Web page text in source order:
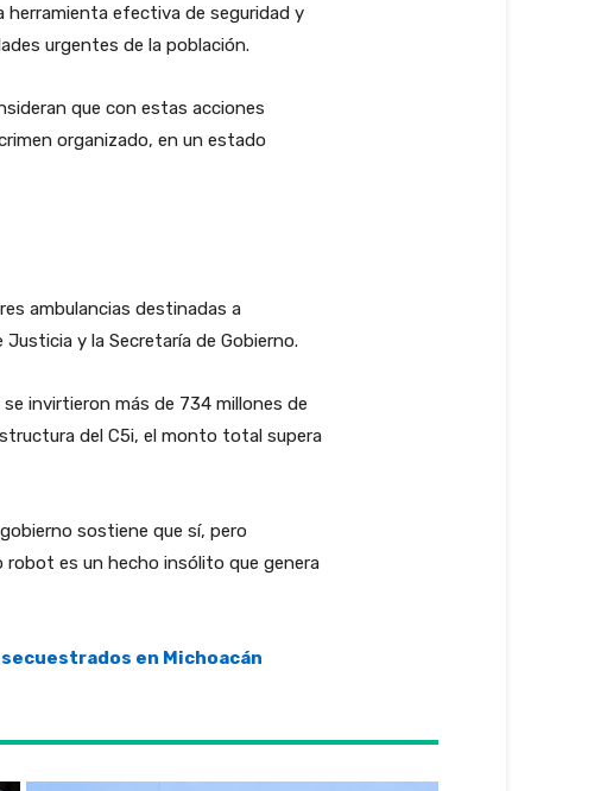
herramienta efectiva de seguridad y
urgentes de la población.
que con estas acciones
organizado, en un estado
ambulancias destinadas a
y la Secretaría de Gobierno.
invirtieron más de 734 millones de
del C5i, el monto total supera
sostiene que sí, pero
robot es un hecho insólito que genera
en Michoacán